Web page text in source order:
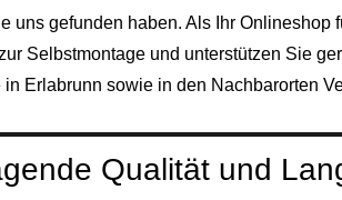
uns gefunden haben. Als Ihr
Selbstmontage und unterstützen Sie
in Erlabrunn sowie in den Nachbarorten
Qualität und